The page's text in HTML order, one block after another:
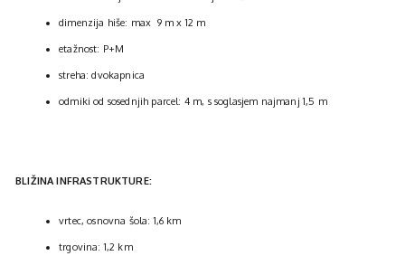
dimenzija hiše: max 9 m x 12 m
etažnost: P+M
streha: dvokapnica
odmiki od sosednjih parcel: 4 m, s soglasjem najmanj 1,5 m
BLIŽINA INFRASTRUKTURE:
vrtec, osnovna šola: 1,6 km
trgovina: 1,2 km